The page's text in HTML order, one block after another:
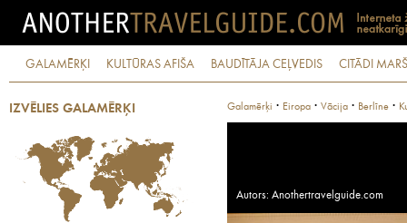
GALAMĒRĶI KULTŪRAS AFIŠA BAUDĪTĀJA CEĻVEDIS CITĀDI
IZVĒLIES GALAMĒRĶI Galamērķi · Eiropa · Vācija · Berlīne ·
Autors: Anothertravelguide.com